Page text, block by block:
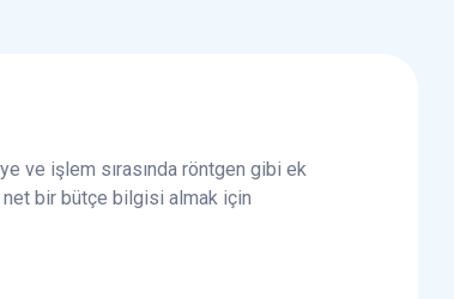
ve işlem sırasında röntgen gibi ek
bir bütçe bilgisi almak için